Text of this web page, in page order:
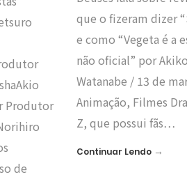
Produtor
de
que o fizeram dizer
e como “Vegeta é a
não oficial” por Akiko
Watanabe / 13 de
Animação, Filmes
Z, que possui fãs…
Continuar Lendo →